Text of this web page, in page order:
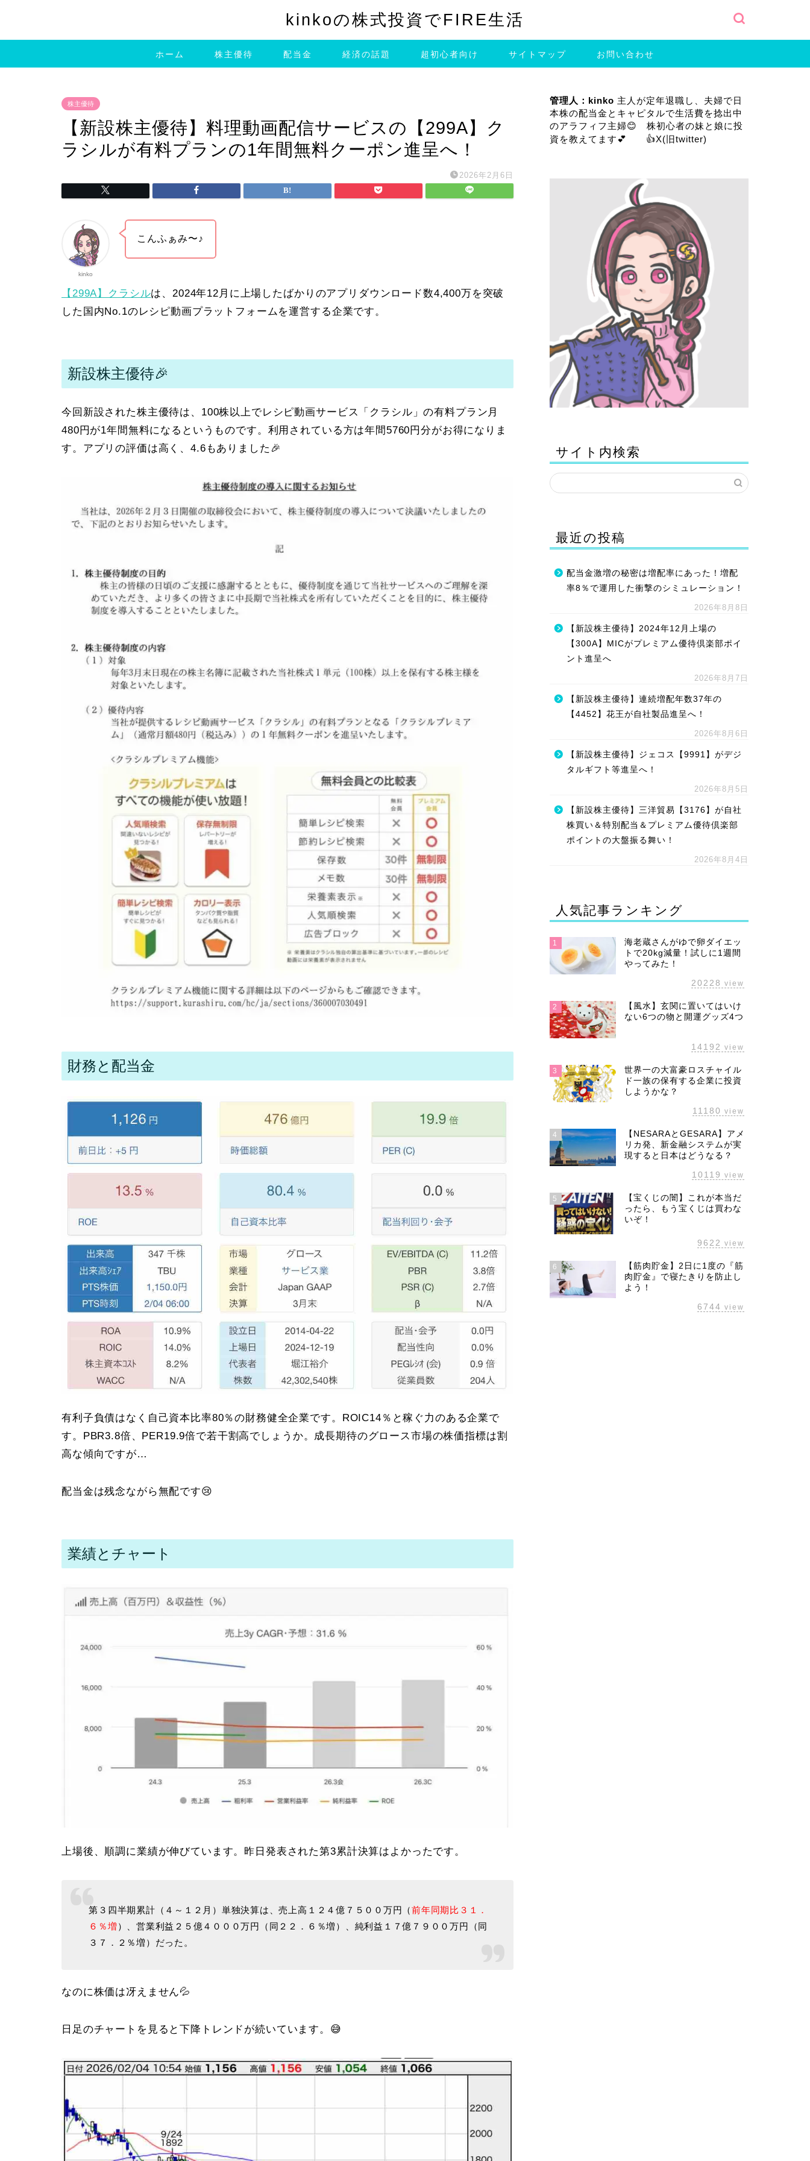
kinkoの株式投資でFIRE生活
ホーム 株主優待 配当金 経済の話題 超初心者向け サイトマップ お問い合わせ
株主優待
【新設株主優待】料理動画配信サービスの【299A】ク
ラシルが有料プランの1年間無料クーポン進呈へ！
2026年2月6日
kinko
こんふぁみ〜♪
【299A】クラシルは、2024年12月に上場したばかりのアプリダウンロード数4,400万を突破
した国内No.1のレシピ動画プラットフォームを運営する企業です。
新設株主優待🎉
今回新設された株主優待は、100株以上でレシピ動画サービス「クラシル」の有料プラン月
480円が1年間無料になるというものです。利用されている方は年間5760円分がお得になりま
す。アプリの評価は高く、4.6もありました🎉
財務と配当金
有利子負債はなく自己資本比率80％の財務健全企業です。ROIC14％と稼ぐ力のある企業で
す。PBR3.8倍、PER19.9倍で若干割高でしょうか。成長期待のグロース市場の株価指標は割
高な傾向ですが…
配当金は残念ながら無配です😢
業績とチャート
上場後、順調に業績が伸びています。昨日発表された第3累計決算はよかったです。
第３四半期累計（４～１２月）単独決算は、売上高１２４億７５００万円（前年同期比３１．
６％増）、営業利益２５億４０００万円（同２２．６％増）、純利益１７億７９００万円（同
３７．２％増）だった。
なのに株価は冴えません💦
日足のチャートを見ると下降トレンドが続いています。😅
管理人：kinko 主人が定年退職し、夫婦で日
本株の配当金とキャピタルで生活費を捻出中
のアラフィフ主婦😊 株初心者の妹と娘に投
資を教えてます💕 👍X(旧twitter)
サイト内検索
最近の投稿
配当金激増の秘密は増配率にあった！増配
率8％で運用した衝撃のシミュレーション！
2026年8月8日
【新設株主優待】2024年12月上場の
【300A】MICがプレミアム優待倶楽部ポイ
ント進呈へ
2026年8月7日
【新設株主優待】連続増配年数37年の
【4452】花王が自社製品進呈へ！
2026年8月6日
【新設株主優待】ジェコス【9991】がデジ
タルギフト等進呈へ！
2026年8月5日
【新設株主優待】三洋貿易【3176】が自社
株買い＆特別配当＆プレミアム優待倶楽部
ポイントの大盤振る舞い！
2026年8月4日
人気記事ランキング
1
海老蔵さんがゆで卵ダイエッ
トで20kg減量！試しに1週間
やってみた！
20228 view
2
【風水】玄関に置いてはいけ
ない6つの物と開運グッズ4つ
14192 view
3
世界一の大富豪ロスチャイル
ド一族の保有する企業に投資
しようかな？
11180 view
4
【NESARAとGESARA】アメ
リカ発、新金融システムが実
現すると日本はどうなる？
10119 view
5
【宝くじの闇】これが本当だ
ったら、もう宝くじは買わな
いぞ！
9622 view
6
【筋肉貯金】2日に1度の『筋
肉貯金』で寝たきりを防止し
よう！
6744 view